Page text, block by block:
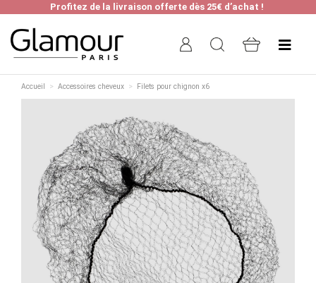
Profitez de la livraison offerte dès 25€ d’achat !
Accueil Accessoires cheveux Filets pour chignon x6